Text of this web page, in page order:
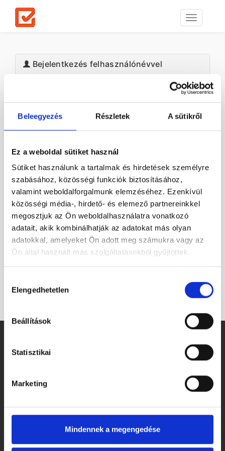
Beleegyezés Részletek A sütikről
Ez a weboldal sütiket használ
Sütiket használunk a tartalmak és hirdetések személyre
szabásához, közösségi funkciók biztosításához,
valamint weboldalforgalmunk elemzéséhez. Ezenkívül
közösségi média-, hirdető- és elemező partnereinkkel
megosztjuk az Ön weboldalhasználatra vonatkozó
adatait, akik kombinálhatják az adatokat más olyan
adatokkal, amelyeket Ön adott meg számukra vagy az
Ön által használt más szolgáltatásokból gyűjtöttek.
kiválasztása
Elengedhetetlen
Beállítások
Statisztikai
Marketing
Mindennek a megengedése
Toggle
navigation
Bejelentkezés felhasználónévvel
Elfelejtettem a jelszavamat!
Bejelentkezés
Minden jog fenntartva